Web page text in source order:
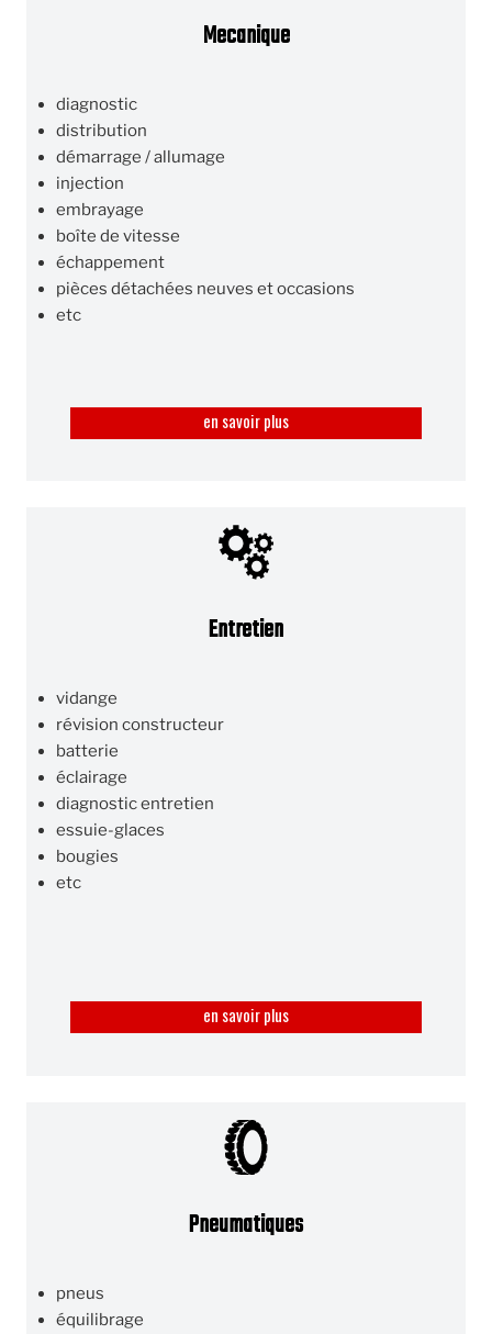
Mecanique
diagnostic
distribution
démarrage / allumage
injection
embrayage
boîte de vitesse
échappement
pièces détachées neuves et occasions
etc
en savoir plus
Entretien
vidange
révision constructeur
batterie
éclairage
diagnostic entretien
essuie-glaces
bougies
etc
en savoir plus
Pneumatiques
pneus
équilibrage